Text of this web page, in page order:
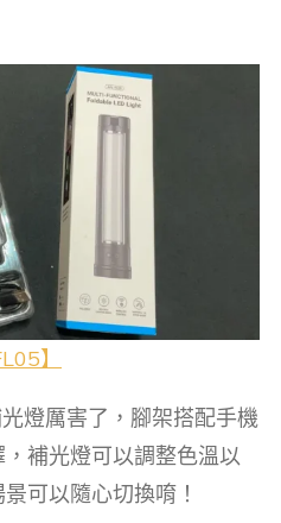
】
燈厲害了，腳架搭配手機
補光燈可以調整色溫以
可以隨心切換唷！